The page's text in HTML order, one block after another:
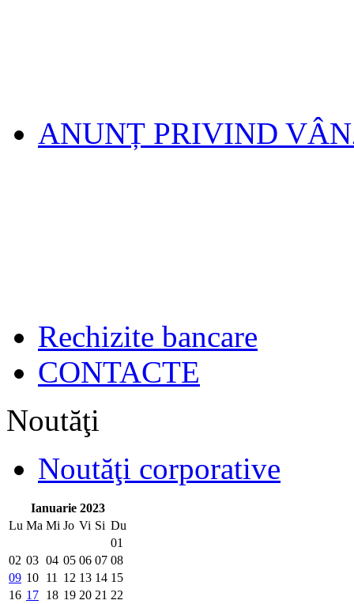
ANUNȚ PRIVIND
Rechizite bancare
CONTACTE
Noutăţi
Noutăţi corporative
Ianuarie 2023
Lu Ma Mi Jo Vi Si Du
01
02 03 04 05 06 07 08
09 10 11 12 13 14 15
16 17 18 19 20 21 22